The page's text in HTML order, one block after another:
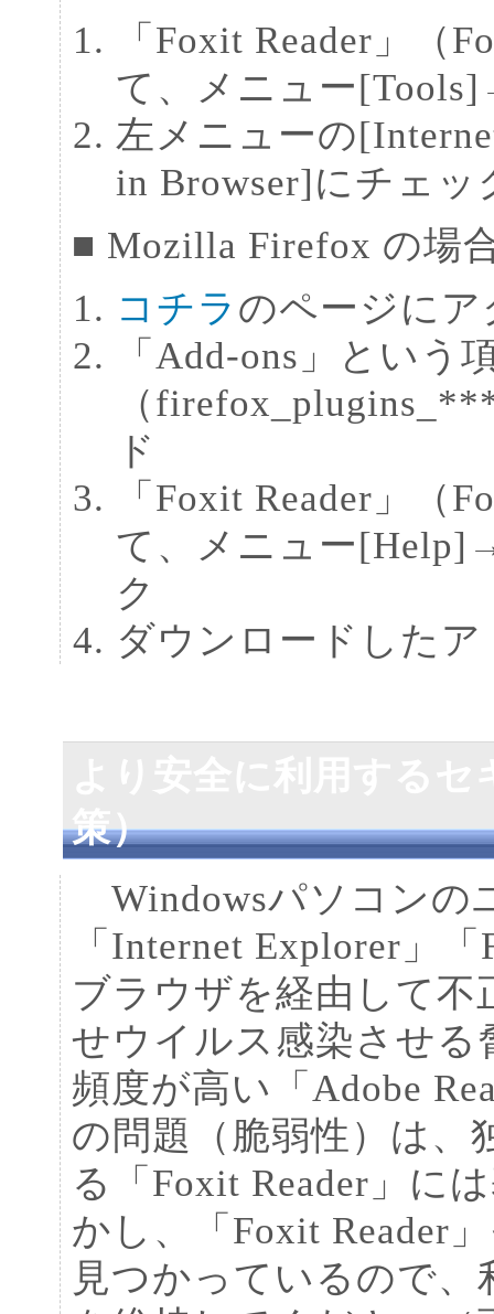
「Foxit Reader」（
て、メニュー
左メニューの
in Browser]にチェ
■ Mozilla Firefox の場
コチラ のページに
「Add-ons」という
（
ド
「Foxit Reader」（
て、メニュー
ク
ダウンロードした
策）
Windowsパソコンの
「Internet Explorer」
ブラウザを経由して不
せウイルス感染させる
頻度が高い「Adobe
の問題（脆弱性）は、
る「Foxit Reader」に
かし、「Foxit Reader
見つかっているので